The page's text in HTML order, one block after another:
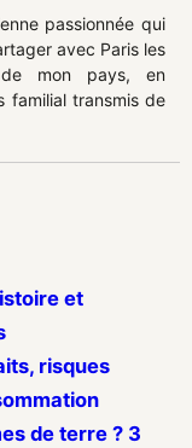
passionnée qui
avec Paris les
de mon pays, en
familial transmis de
et
risques
de terre ? 3